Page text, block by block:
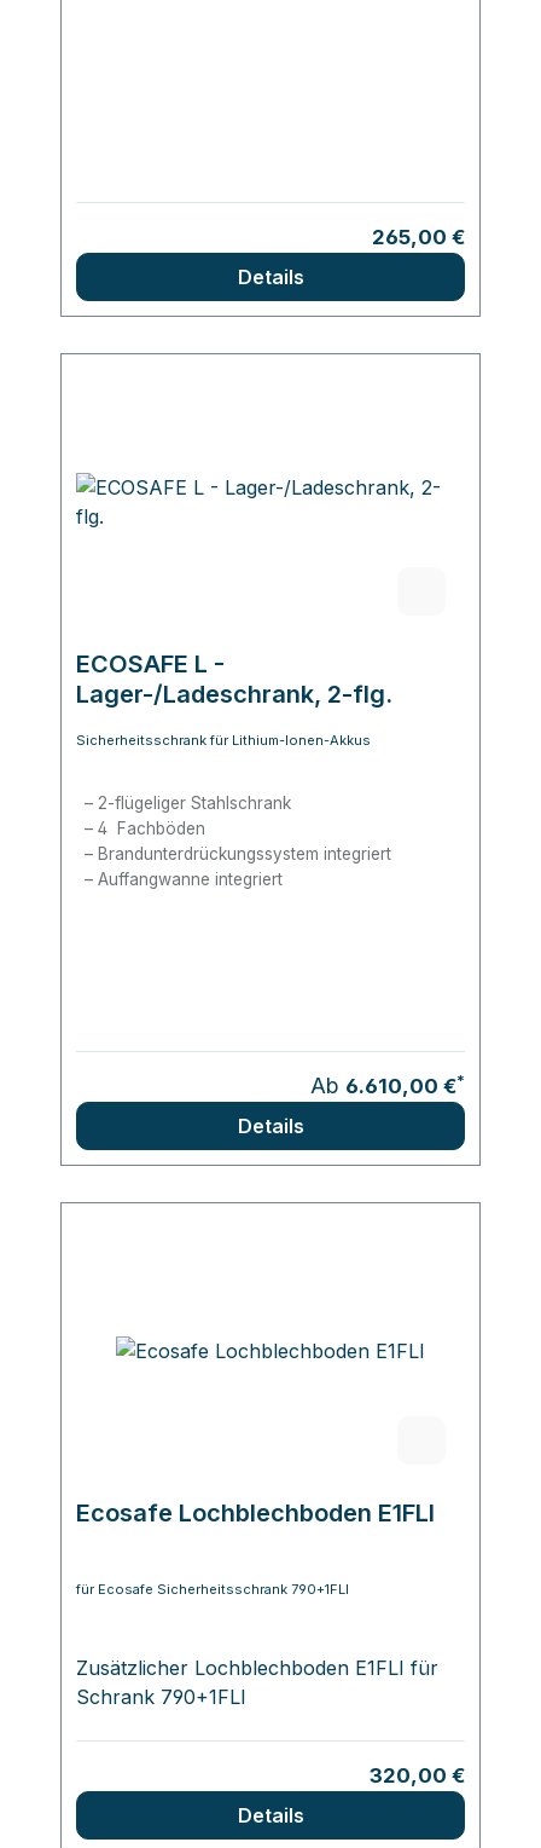
Regulärer Preis:
265,00 €
Details
ECOSAFE L -
Lager-/Ladeschrank, 2-flg.
Sicherheitsschrank für Lithium-Ionen-Akkus
2-flügeliger Stahlschrank
4 Fachböden
Brandunterdrückungssystem integriert
Auffangwanne integriert
Ab 6.610,00 €*
Details
Ecosafe Lochblechboden E1FLI
für Ecosafe Sicherheitsschrank 790+1FLI
Zusätzlicher Lochblechboden E1FLI für
Schrank 790+1FLI
Regulärer Preis:
320,00 €
Details